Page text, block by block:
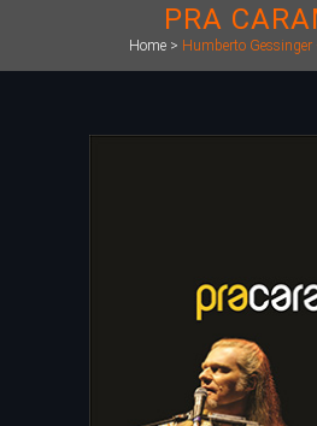
PRA
Home > Humberto Gessinger